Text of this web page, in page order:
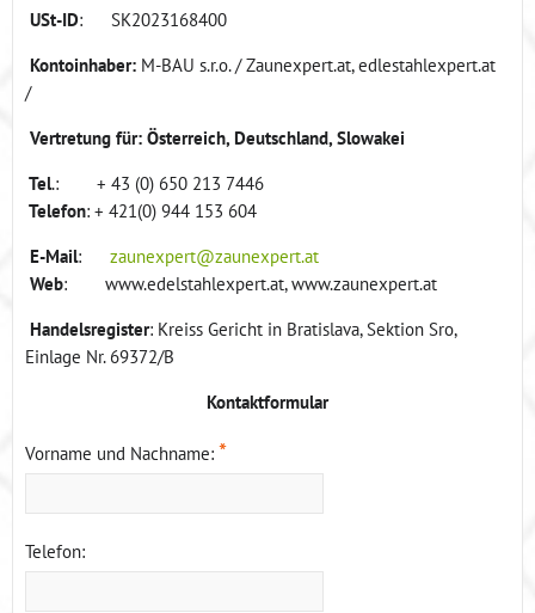
USt-ID: SK2023168400
Kontoinhaber: M-BAU s.r.o. / Zaunexpert.at, edlestahlexpert.at
/
Vertretung für: Österreich, Deutschland, Slowakei
Tel.: + 43 (0) 650 213 7446
Telefon: + 421(0) 944 153 604
E-Mail: zaunexpert@zaunexpert.at
Web: www.edelstahlexpert.at, www.zaunexpert.at
Handelsregister: Kreiss Gericht in Bratislava, Sektion Sro,
Einlage Nr. 69372/B
Kontaktformular
Vorname und Nachname: *
Telefon: